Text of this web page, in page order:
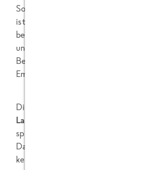
So sind
pflanzliche Zutaten
ist ja nichts Neues und schon
bestätigen das. Daher kann man
unter all unseren Produkten am
Beispiel nicht, dass unsere
Emissionen hat als eine Gemüse
Die meisten CO2e-Emissionen
Lagerung und Zubereitung des
spielt für den CO2e-Fußabdruck
Das möchten wir auch am
kennt bestimmt alle diese großen